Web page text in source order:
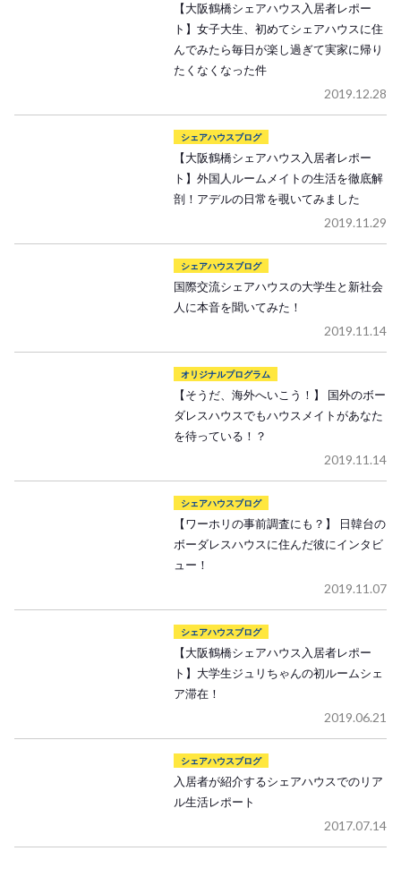
【大阪鶴橋シェアハウス入居者レポー
ト】女子大生、初めてシェアハウスに住
んでみたら毎日が楽し過ぎて実家に帰り
たくなくなった件
2019.12.28
シェアハウスブログ
【大阪鶴橋シェアハウス入居者レポー
ト】外国人ルームメイトの生活を徹底解
剖！アデルの日常を覗いてみました
2019.11.29
シェアハウスブログ
国際交流シェアハウスの大学生と新社会
人に本音を聞いてみた！
2019.11.14
オリジナルプログラム
【そうだ、海外へいこう！】 国外のボー
ダレスハウスでもハウスメイトがあなた
を待っている！？
2019.11.14
シェアハウスブログ
【ワーホリの事前調査にも？】 日韓台の
ボーダレスハウスに住んだ彼にインタビ
ュー！
2019.11.07
シェアハウスブログ
【大阪鶴橋シェアハウス入居者レポー
ト】大学生ジュリちゃんの初ルームシェ
ア滞在！
2019.06.21
シェアハウスブログ
入居者が紹介するシェアハウスでのリア
ル生活レポート
2017.07.14